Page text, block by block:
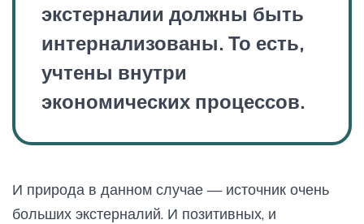
экстерналии должны быть
интернализованы. То есть,
учтены внутри
экономических процессов.
И природа в данном случае — источник очень
больших экстерналий. И позитивных, и